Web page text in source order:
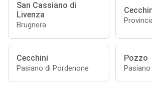
San Cassiano di
Livenza
Brugnera
Cecchini
Pasiano di Pordenone
Pozzo